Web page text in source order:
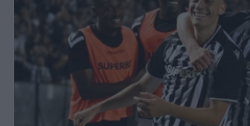
Για Σένα - Νίκος Πουρσανίδης:
Θυσιάστηκε για άλλων αμαρτήματα
– Η τραγική μοίρα του Μιχάλη